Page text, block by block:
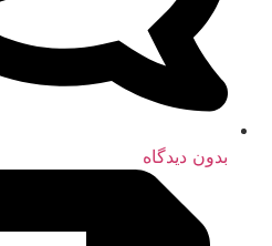
بدون دیدگاه